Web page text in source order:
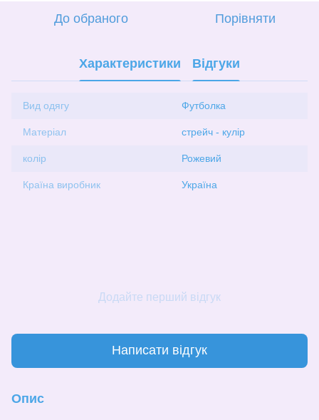
До обраного Порівняти
Характеристики Відгуки
Вид одягу Футболка
Матеріал стрейч - кулір
колір Рожевий
Країна виробник Україна
Додайте перший відгук
Написати відгук
Опис